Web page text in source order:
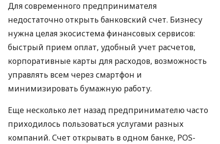
Для современного предпринимателя
недостаточно открыть банковский счет. Бизнесу
нужна целая экосистема финансовых сервисов:
быстрый прием оплат, удобный учет расчетов,
корпоративные карты для расходов, возможность
управлять всем через смартфон и
минимизировать бумажную работу.
Еще несколько лет назад предпринимателю часто
приходилось пользоваться услугами разных
компаний. Счет открывать в одном банке, POS-